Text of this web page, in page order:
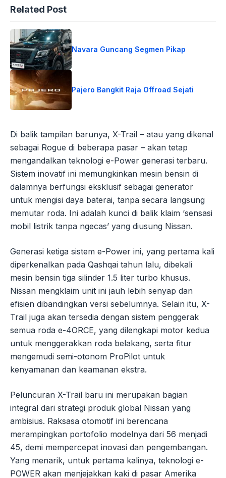
Related Post
Navara Guncang Segmen Pikap
Pajero Bangkit Raja Offroad Sejati
Di balik tampilan barunya, X-Trail – atau yang dikenal
sebagai Rogue di beberapa pasar – akan tetap
mengandalkan teknologi e-Power generasi terbaru.
Sistem inovatif ini memungkinkan mesin bensin di
dalamnya berfungsi eksklusif sebagai generator
untuk mengisi daya baterai, tanpa secara langsung
memutar roda. Ini adalah kunci di balik klaim ‘sensasi
mobil listrik tanpa ngecas’ yang diusung Nissan.
Generasi ketiga sistem e-Power ini, yang pertama kali
diperkenalkan pada Qashqai tahun lalu, dibekali
mesin bensin tiga silinder 1.5 liter turbo khusus.
Nissan mengklaim unit ini jauh lebih senyap dan
efisien dibandingkan versi sebelumnya. Selain itu, X-
Trail juga akan tersedia dengan sistem penggerak
semua roda e-4ORCE, yang dilengkapi motor kedua
untuk menggerakkan roda belakang, serta fitur
mengemudi semi-otonom ProPilot untuk
kenyamanan dan keamanan ekstra.
Peluncuran X-Trail baru ini merupakan bagian
integral dari strategi produk global Nissan yang
ambisius. Raksasa otomotif ini berencana
merampingkan portofolio modelnya dari 56 menjadi
45, demi mempercepat inovasi dan pengembangan.
Yang menarik, untuk pertama kalinya, teknologi e-
POWER akan menjejakkan kaki di pasar Amerika